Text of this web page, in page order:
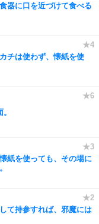
器に口を近づけて食べる
チは使わず、懐紙を使
紙を使っても、その場に
て持参すれば、邪魔には